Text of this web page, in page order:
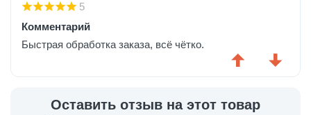
5
Комментарий
Быстрая обработка заказа, всё чётко.
Оставить отзыв на этот товар